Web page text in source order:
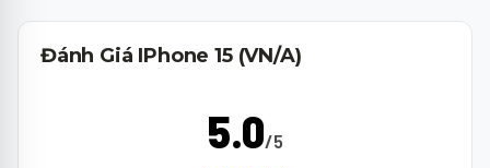
Đánh Giá IPhone 15 (VN/A)
5.0/5